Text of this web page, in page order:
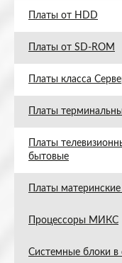
Платы от HDD
Платы от SD-ROM
Платы класса
Платы
Платы
бытовые
Платы
Процессоры МИКС
Системные блоки в